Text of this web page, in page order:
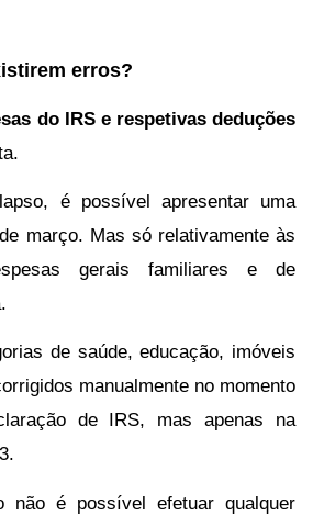
erros?
do IRS e respetivas deduções
é possível apresentar uma
março. Mas só relativamente às
gerais familiares e de
de saúde, educação, imóveis
manualmente no momento
de IRS, mas apenas na
não é possível efetuar qualquer